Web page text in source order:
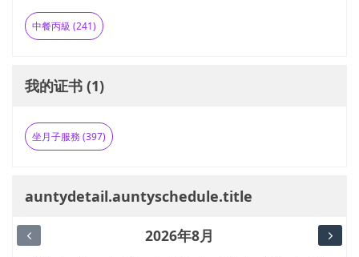
中餐丙級 (241)
我的证书 (1)
坐月子服務 (397)
auntydetail.auntyschedule.title
2026年8月